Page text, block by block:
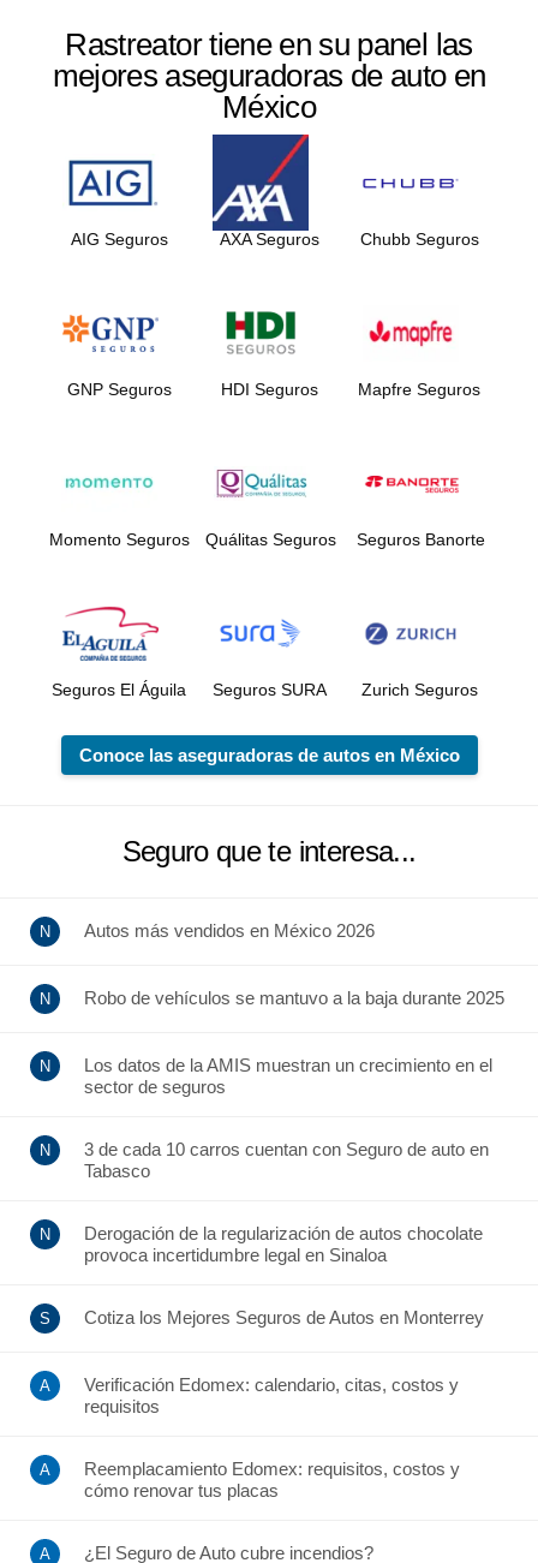
Rastreator tiene en su panel las
mejores aseguradoras de auto en
México
AIG Seguros AXA Seguros Chubb Seguros
GNP Seguros HDI Seguros Mapfre Seguros
Momento Seguros Quálitas Seguros Seguros Banorte
Seguros El Águila Seguros SURA Zurich Seguros
Conoce las aseguradoras de autos en México
Seguro que te interesa...
Autos más vendidos en México 2026
Robo de vehículos se mantuvo a la baja durante 2025
Los datos de la AMIS muestran un crecimiento en el
sector de seguros
3 de cada 10 carros cuentan con Seguro de auto en
Tabasco
Derogación de la regularización de autos chocolate
provoca incertidumbre legal en Sinaloa
Cotiza los Mejores Seguros de Autos en Monterrey
Verificación Edomex: calendario, citas, costos y
requisitos
Reemplacamiento Edomex: requisitos, costos y
cómo renovar tus placas
¿El Seguro de Auto cubre incendios?